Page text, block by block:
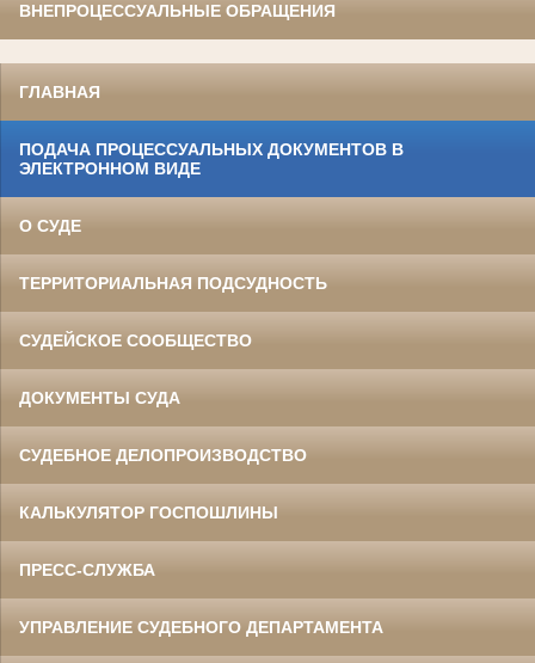
ВНЕПРОЦЕССУАЛЬНЫЕ ОБРАЩЕНИЯ
ГЛАВНАЯ
ПОДАЧА ПРОЦЕССУАЛЬНЫХ ДОКУМЕНТОВ В
ЭЛЕКТРОННОМ ВИДЕ
О СУДЕ
ТЕРРИТОРИАЛЬНАЯ ПОДСУДНОСТЬ
СУДЕЙСКОЕ СООБЩЕСТВО
ДОКУМЕНТЫ СУДА
СУДЕБНОЕ ДЕЛОПРОИЗВОДСТВО
КАЛЬКУЛЯТОР ГОСПОШЛИНЫ
ПРЕСС-СЛУЖБА
УПРАВЛЕНИЕ СУДЕБНОГО ДЕПАРТАМЕНТА